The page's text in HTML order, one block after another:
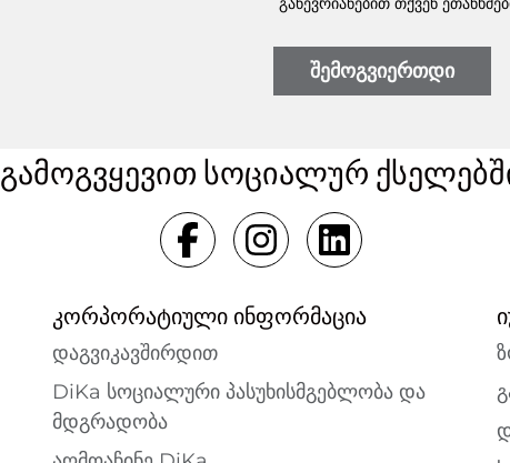
შემოგვიერთდი
გამოგვყევით სოციალურ
კორპორატიული ინფორმაცია
დაგვიკავშირდით
DiKa სოციალური პასუხისმგებლობა და
მდგრადობა